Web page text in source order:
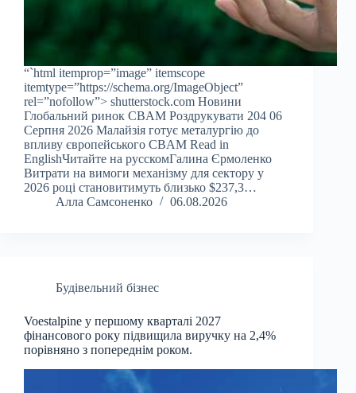
“`html itemprop=”image” itemscope
itemtype=”https://schema.org/ImageObject”
rel=”nofollow”> shutterstock.com Новини
Глобальний ринок CBAM Роздрукувати 204 06
Серпня 2026 Малайзія готує металургію до
впливу європейського CBAM Read in
EnglishЧитайте на русскомГалина Єрмоленко
Витрати на вимоги механізму для сектору у
2026 році становитимуть близько $237,3…
Алла Самсоненко
06.08.2026
Будівельний бізнес
Voestalpine у першому кварталі 2027
фінансового року підвищила виручку на 2,4%
порівняно з попереднім роком.